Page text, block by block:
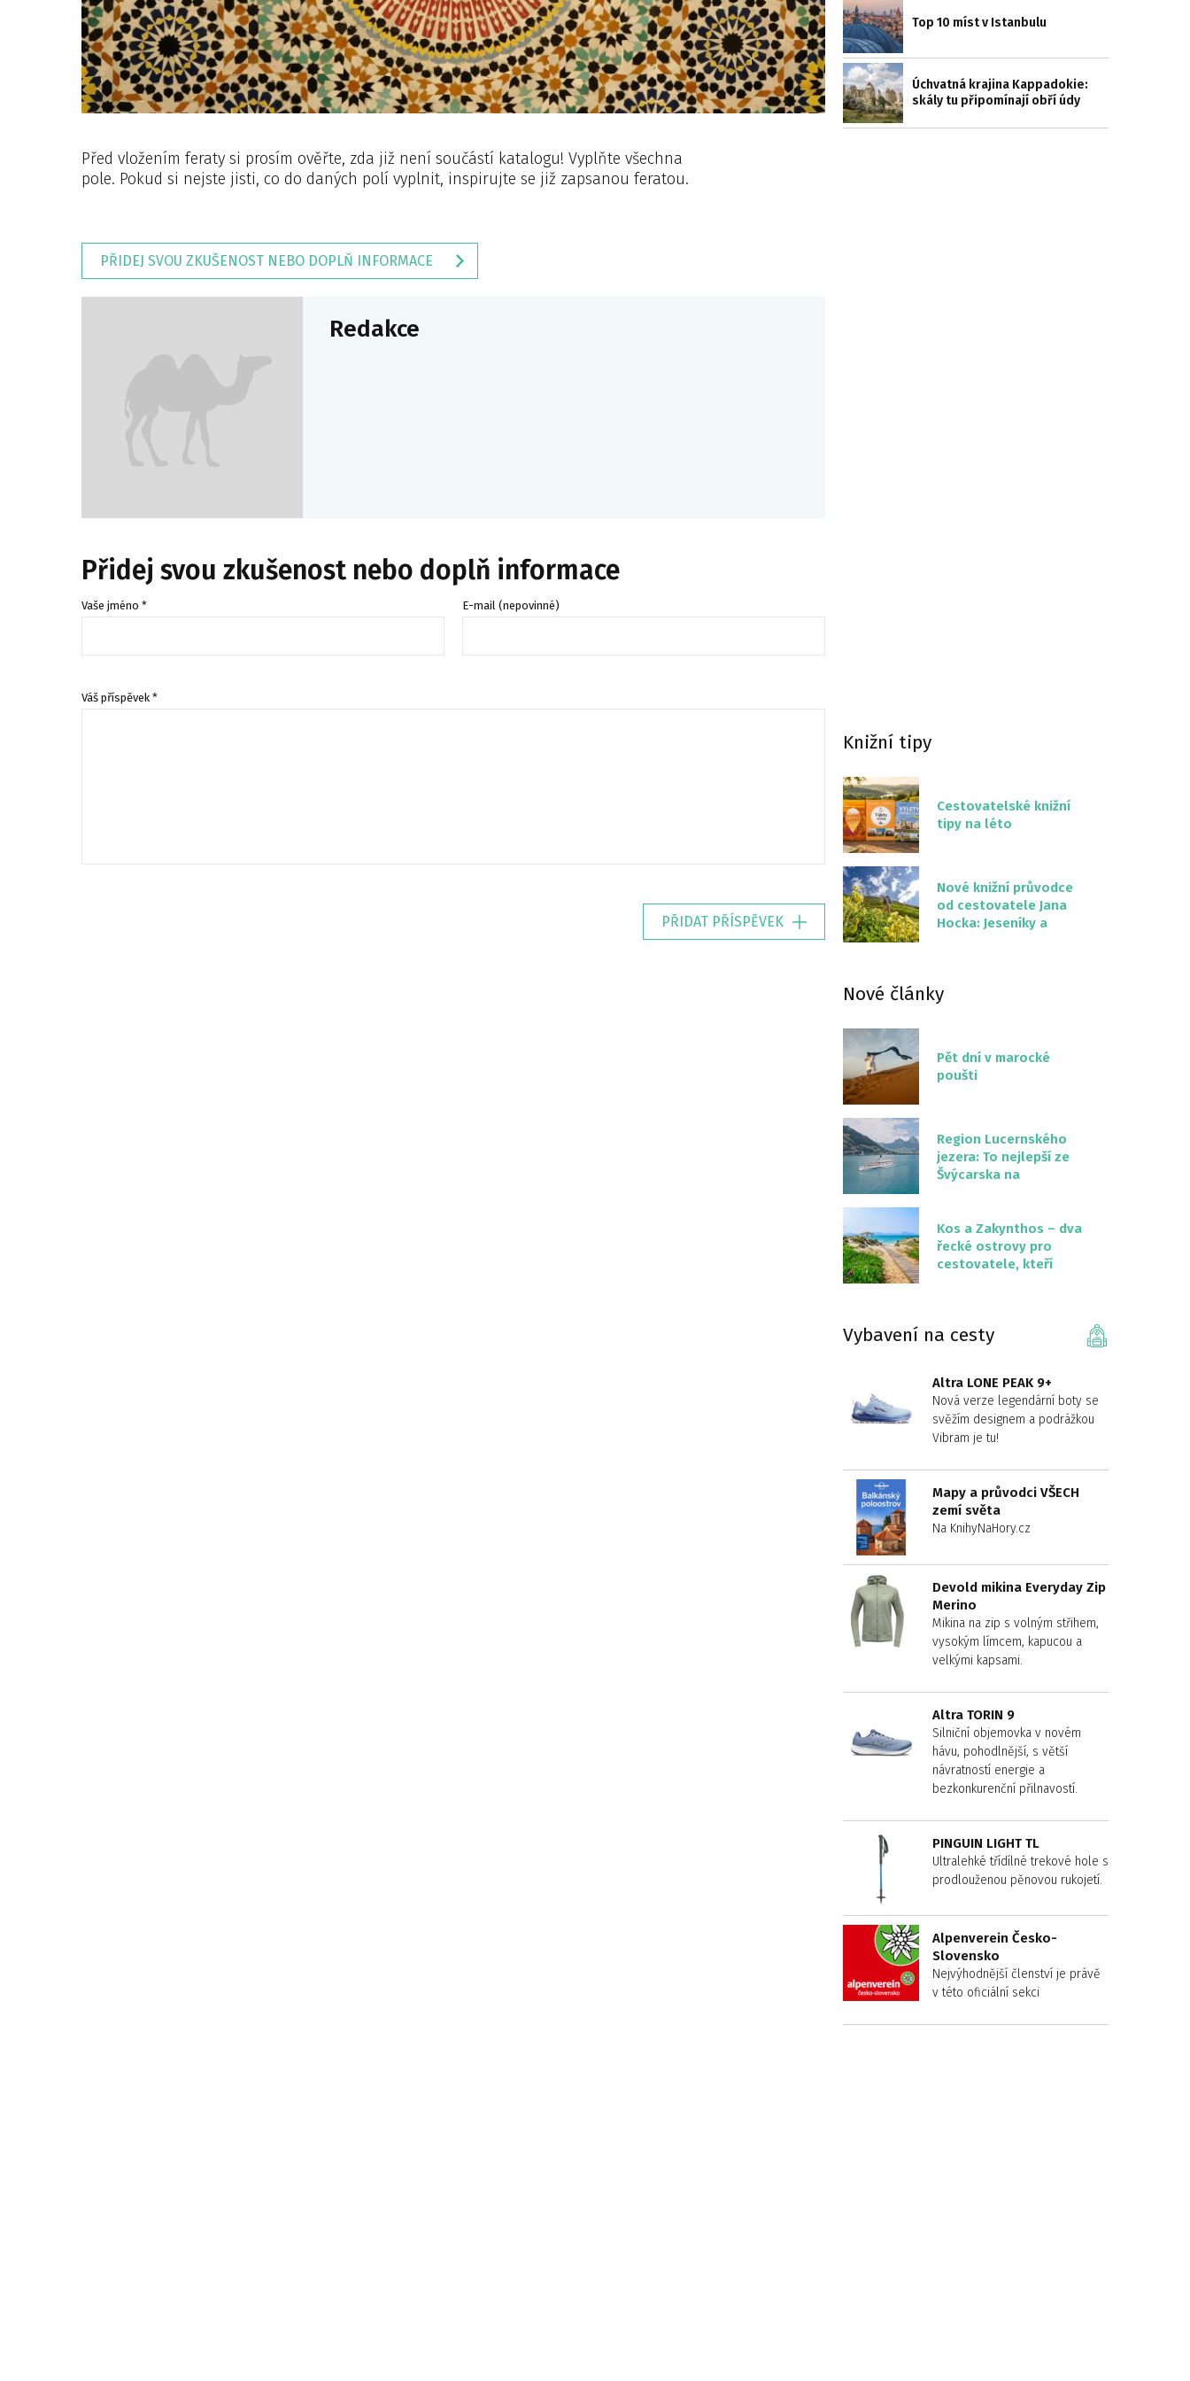
Před vložením feraty si prosím ověřte, zda již není součástí katalogu! Vyplňte všechna
pole. Pokud si nejste jisti, co do daných polí vyplnit, inspirujte se již zapsanou feratou.
PŘIDEJ SVOU ZKUŠENOST NEBO DOPLŇ INFORMACE
Redakce
Přidej svou zkušenost nebo doplň informace
Vaše jméno * E-mail (nepovinné)
Váš příspěvek *
PŘIDAT PŘÍSPĚVEK
Top 10 míst v Istanbulu
Úchvatná krajina Kappadokie:
skály tu připomínají obří údy
Knižní tipy
Cestovatelské knižní
tipy na léto
Nové knižní průvodce
od cestovatele Jana
Hocka: Jeseníky a
Nové články
Pět dní v marocké
poušti
Region Lucernského
jezera: To nejlepší ze
Švýcarska na
Kos a Zakynthos – dva
řecké ostrovy pro
cestovatele, kteří
Vybavení na cesty
Altra LONE PEAK 9+
Nová verze legendární boty se
svěžím designem a podrážkou
Vibram je tu!
Mapy a průvodci VŠECH
zemí světa
Na KnihyNaHory.cz
Devold mikina Everyday Zip
Merino
Mikina na zip s volným střihem,
vysokým límcem, kapucou a
velkými kapsami.
Altra TORIN 9
Silniční objemovka v novém
hávu, pohodlnější, s větší
návratností energie a
bezkonkurenční přilnavostí.
PINGUIN LIGHT TL
Ultralehké třídílné trekové hole s
prodlouženou pěnovou rukojetí.
Alpenverein Česko-
Slovensko
Nejvýhodnější členství je právě
v této oficiální sekci